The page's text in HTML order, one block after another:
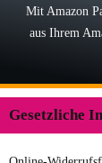
Mit Amazon
aus Ihrem
Gesetzliche